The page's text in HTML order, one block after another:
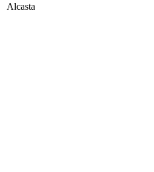
Alcasta